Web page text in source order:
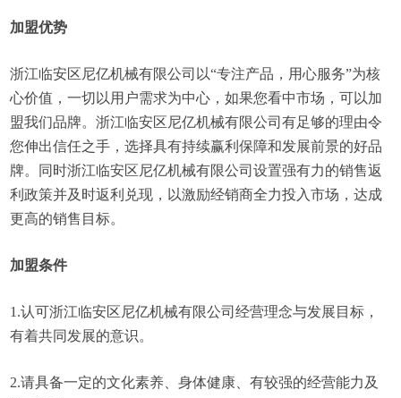
加盟优势
浙江临安区尼亿机械有限公司以“专注产品，用心服务”为核
心价值，一切以用户需求为中心，如果您看中市场，可以加
盟我们品牌。浙江临安区尼亿机械有限公司有足够的理由令
您伸出信任之手，选择具有持续赢利保障和发展前景的好品
牌。同时浙江临安区尼亿机械有限公司设置强有力的销售返
利政策并及时返利兑现，以激励经销商全力投入市场，达成
更高的销售目标。
加盟条件
1.认可浙江临安区尼亿机械有限公司经营理念与发展目标，
有着共同发展的意识。
2.请具备一定的文化素养、身体健康、有较强的经营能力及